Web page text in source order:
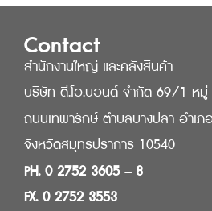
Contact
สำนักงานใหญ่ และคลังสินค้า
บริษัท ดี.โอ.บอนด์ จำกัด 69/1 ห
ถนนเทพารักษ์ ตำบลบางปลา อำเภ
จังหวัดสมุทรปราการ 10540
PH. 0 2752 3605 – 8
FX. 0 2752 3553